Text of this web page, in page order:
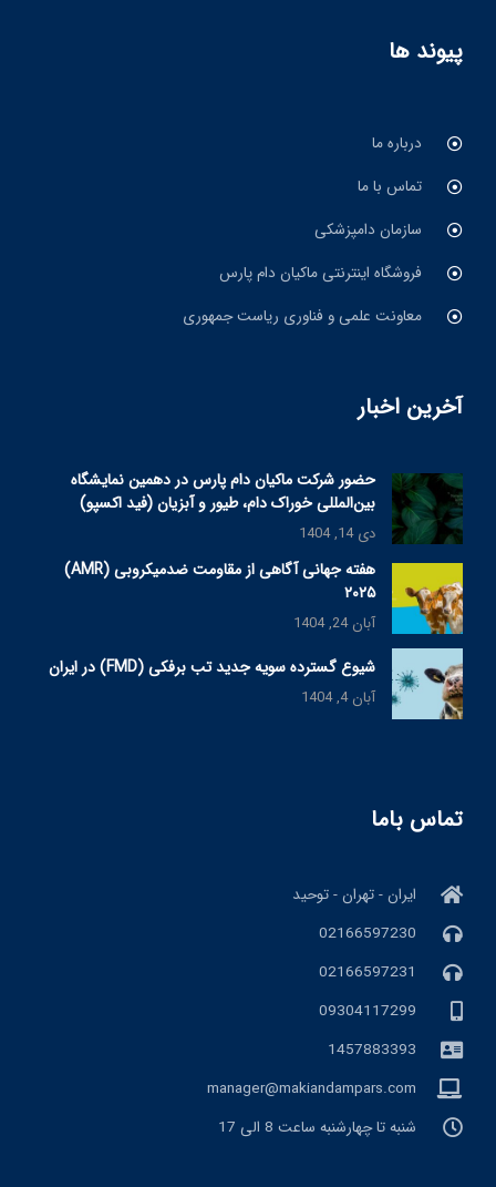
پیوند ها
درباره ما
تماس با ما
سازمان دامپزشکی
فروشگاه اینترنتی ماکیان دام پارس
معاونت علمی و فناوری ریاست جمهوری
آخرین اخبار
حضور شرکت ماکیان دام پارس در دهمین نمایشگاه
بین‌المللی خوراک دام، طیور و آبزیان (فید اکسپو)
دی 14, 1404
هفته جهانی آگاهی از مقاومت ضدمیکروبی (AMR)
۲۰۲۵
آبان 24, 1404
شیوع گسترده سویه جدید تب برفکی (FMD) در ایران
آبان 4, 1404
تماس باما
ایران - تهران - توحید
02166597230
02166597231
09304117299
1457883393
manager@makiandampars.com
شنبه تا چهارشنبه ساعت 8 الی 17